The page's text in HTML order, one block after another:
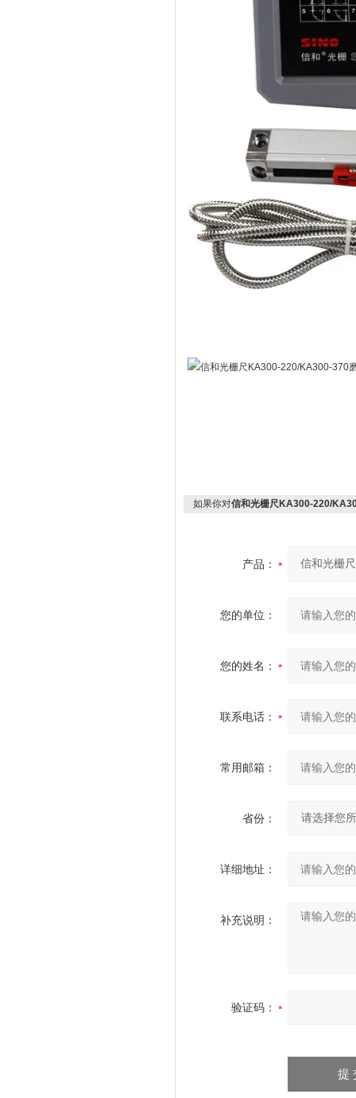
如果你对信和光栅尺KA300-220/
产品：
您的单位：
您的姓名：
联系电话：
常用邮箱：
省份：
详细地址：
补充说明：
验证码：